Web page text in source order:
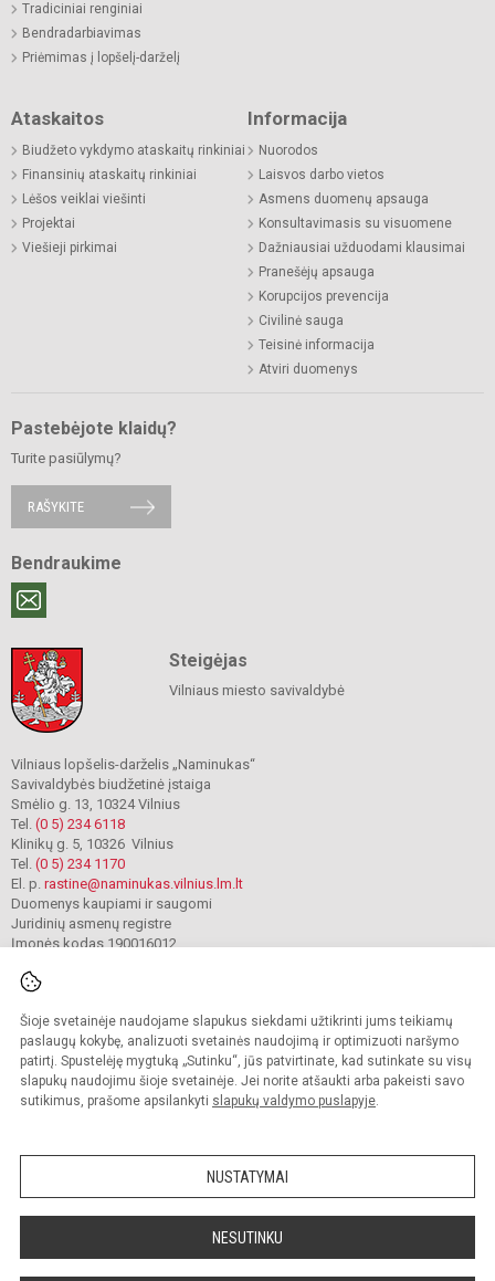
Šioje svetainėje naudojame slapukus siekdami užtikrinti jums teikiamų
paslaugų kokybę, analizuoti svetainės naudojimą ir optimizuoti naršymo
patirtį. Spustelėję mygtuką „Sutinku“, jūs patvirtinate, kad sutinkate su visų
slapukų naudojimu šioje svetainėje. Jei norite atšaukti arba pakeisti savo
sutikimus, prašome apsilankyti slapukų valdymo puslapyje.
NUSTATYMAI
NESUTINKU
Tradiciniai renginiai
Bendradarbiavimas
Priėmimas į lopšelį-darželį
Ataskaitos
Biudžeto vykdymo ataskaitų rinkiniai
Finansinių ataskaitų rinkiniai
Lėšos veiklai viešinti
Projektai
Viešieji pirkimai
Informacija
Nuorodos
Laisvos darbo vietos
Asmens duomenų apsauga
Konsultavimasis su visuomene
Dažniausiai užduodami klausimai
Pranešėjų apsauga
Korupcijos prevencija
Civilinė sauga
Teisinė informacija
Atviri duomenys
Pastebėjote klaidų?
Turite pasiūlymų?
RAŠYKITE
Bendraukime
Steigėjas
Vilniaus miesto savivaldybė
Vilniaus lopšelis-darželis „Naminukas“
Savivaldybės biudžetinė įstaiga
Smėlio g. 13, 10324 Vilnius
Tel. (0 5) 234 6118
Klinikų g. 5, 10326 Vilnius
Tel. (0 5) 234 1170
El. p. rastine@naminukas.vilnius.lm.lt
Duomenys kaupiami ir saugomi
Juridinių asmenų registre
Įmonės kodas 190016012
© 2022. Vilniaus lopšelis darželis Naminukas. Visos teisės saugomos.
Kopijuoti turinį be raštiško darželio administracijos sutikimo griežtai draudžiama.
Prieinamumo paraiška Slapukų valdymas
Sumanus būdas atnaujinti